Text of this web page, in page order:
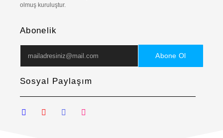
olmuş kuruluştur.
Abonelik
Abone Ol
Sosyal Paylaşım